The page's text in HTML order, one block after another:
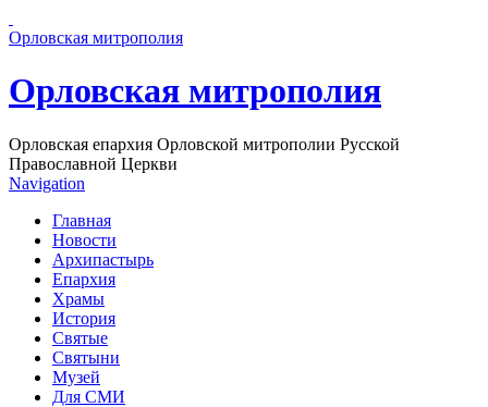
Орловская митрополия
Орловская митрополия
Орловская епархия Орловской митрополии Русской
Православной Церкви
Navigation
Главная
Новости
Архипастырь
Епархия
Храмы
История
Святые
Святыни
Музей
Для СМИ